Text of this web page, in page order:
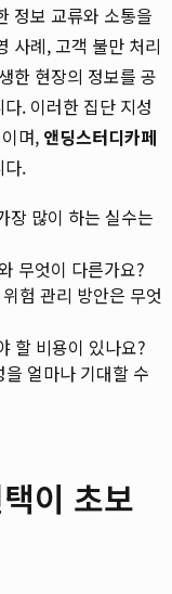
정보 교류와 소통을
사례, 고객 불만 처리
한 현장의 정보를 공
. 이러한 집단 지성
며, 앤딩스터디카페
다.
장 많이 하는 실수는
무엇이 다른가요?
험 관리 방안은 무엇
할 비용이 있나요?
얼마나 기대할 수
이 초보